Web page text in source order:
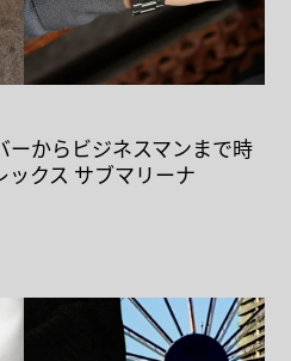
からビジネスマンまで時
クス サブマリーナ